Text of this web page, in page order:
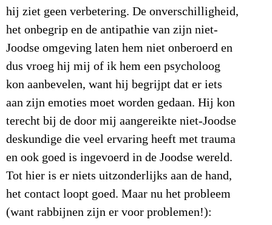
hij ziet geen verbetering. De onverschilligheid,
het onbegrip en de antipathie van zijn niet-
Joodse omgeving laten hem niet onberoerd en
dus vroeg hij mij of ik hem een psycholoog
kon aanbevelen, want hij begrijpt dat er iets
aan zijn emoties moet worden gedaan. Hij kon
terecht bij de door mij aangereikte niet-Joodse
deskundige die veel ervaring heeft met trauma
en ook goed is ingevoerd in de Joodse wereld.
Tot hier is er niets uitzonderlijks aan de hand,
het contact loopt goed. Maar nu het probleem
(want rabbijnen zijn er voor problemen!):